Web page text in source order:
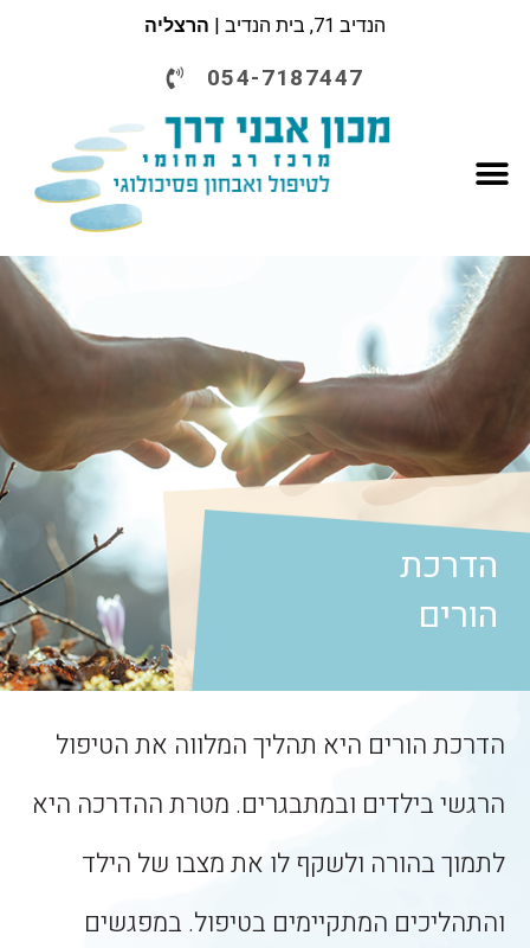
הנדיב 71, בית הנדיב | הרצליה
054-7187447
הדרכת
הורים
הדרכת הורים היא תהליך המלווה את הטיפול
הרגשי בילדים ובמתבגרים. מטרת ההדרכה היא
לתמוך בהורה ולשקף לו את מצבו של הילד
והתהליכים המתקיימים בטיפול. במפגשים